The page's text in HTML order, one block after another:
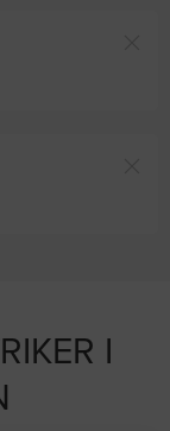
I